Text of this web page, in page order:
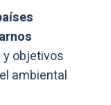
objetivos
ambiental